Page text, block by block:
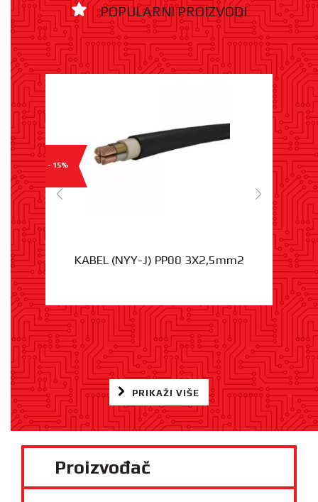
Proizvođač
POPULARNI PROIZVODI
- 15%
KABEL (NYY-J) PP00 3X2,5mm2
PRIKAŽI VIŠE